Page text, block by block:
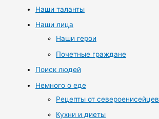
Наши таланты
Наши лица
Наши герои
Почетные граждане
Поиск людей
Немного о еде
Рецепты от североенисейцев
Кухни и диеты